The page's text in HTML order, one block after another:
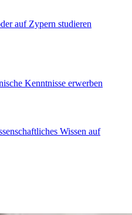
auf Zypern studieren
Kenntnisse erwerben
Wissen auf